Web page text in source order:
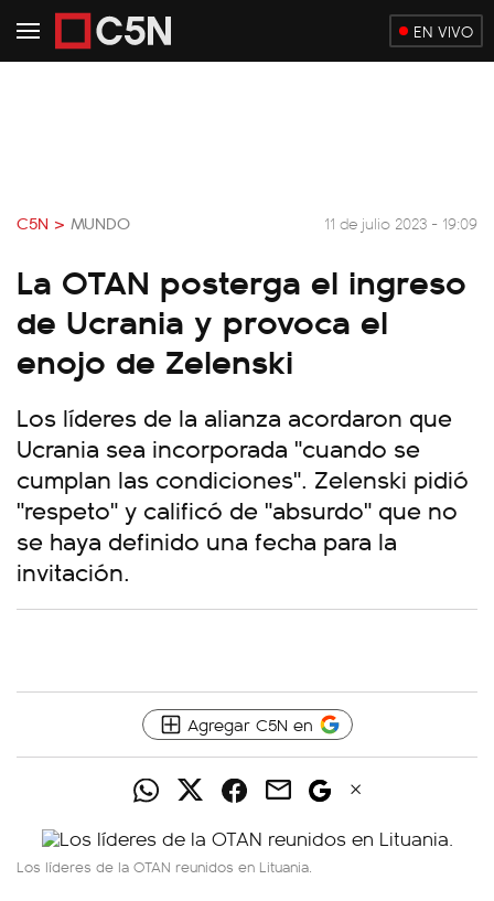
EN VIVO
C5N > MUNDO 11 de julio 2023 - 19:09
La OTAN posterga el ingreso
de Ucrania y provoca el
enojo de Zelenski
Los líderes de la alianza acordaron que
Ucrania sea incorporada "cuando se
cumplan las condiciones". Zelenski pidió
"respeto" y calificó de "absurdo" que no
se haya definido una fecha para la
invitación.
Agregar C5N en
Los líderes de la OTAN reunidos en Lituania.